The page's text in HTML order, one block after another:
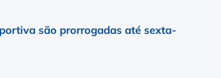
são prorrogadas até sexta-